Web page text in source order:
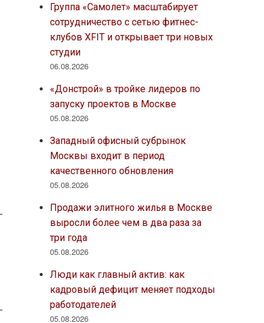
Группа «Самолет» масштабирует
сотрудничество с сетью фитнес-
клубов XFIT и открывает три новых
студии
06.08.2026
«Донстрой» в тройке лидеров по
запуску проектов в Москве
05.08.2026
Западный офисный субрынок
Москвы входит в период
качественного обновления
05.08.2026
Продажи элитного жилья в Москве
выросли более чем в два раза за
три года
05.08.2026
Люди как главный актив: как
кадровый дефицит меняет подходы
работодателей
05.08.2026